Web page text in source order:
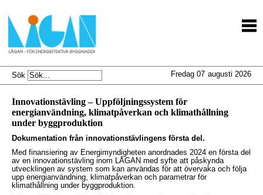
augusti 2026
Fredag 07
Sök
Innovationstävling – Uppföljningssystem för
energianvändning, klimatpåverkan och klimathållning
under byggproduktion
Dokumentation från innovationstävlingens första del.
Med finansiering av Energimyndigheten anordnades 2024 en första del
av en innovationstävling inom LÅGAN med syfte att påskynda
utvecklingen av system som kan användas för att övervaka och följa
upp energianvändning, klimatpåverkan och parametrar för
klimathållning under byggproduktion.